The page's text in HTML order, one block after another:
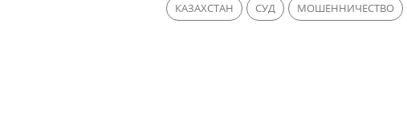
КАЗАХСТАН СУД МОШЕННИЧЕСТВО